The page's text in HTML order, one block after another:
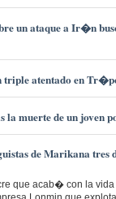
un ataque a Ir�n
triple atentado en
muerte de un joven
de Marikana
que acab� con la vida